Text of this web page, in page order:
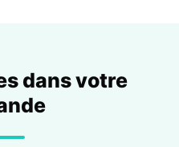
dans votre